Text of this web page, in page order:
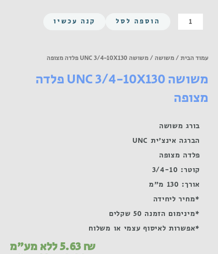
כמות
של
10X130
מצופה
הוספה לסל קנה עכשיו
עמוד הבית /משושה / משושה UNC 3/4-10X130 פלדה מצופה
משושה UNC 3/4-10X130 פלדה
מצופה
בורג משושה
הברגה אינצ'ית UNC
פלדה מצופה
קוטר: 3/4-10
אורך: 130 מ"מ
*מחיר ליחידה
*מינימום הזמנה 50 שקלים
*אפשרות לאיסוף עצמי או משלוח
5.63₪ ללא מע"מ